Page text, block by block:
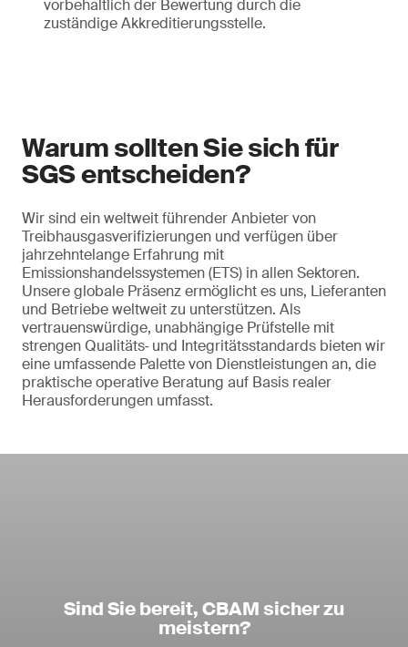
vorbehaltlich der Bewertung durch die
zuständige Akkreditierungsstelle.
Warum sollten Sie sich für
SGS entscheiden?
Wir sind ein weltweit führender Anbieter von
Treibhausgasverifizierungen und verfügen über
jahrzehntelange Erfahrung mit
Emissionshandelssystemen (ETS) in allen Sektoren.
Unsere globale Präsenz ermöglicht es uns, Lieferanten
und Betriebe weltweit zu unterstützen. Als
vertrauenswürdige, unabhängige Prüfstelle mit
strengen Qualitäts‑ und Integritätsstandards bieten wir
eine umfassende Palette von Dienstleistungen an, die
praktische operative Beratung auf Basis realer
Herausforderungen umfasst.
Sind Sie bereit, CBAM sicher zu
meistern?